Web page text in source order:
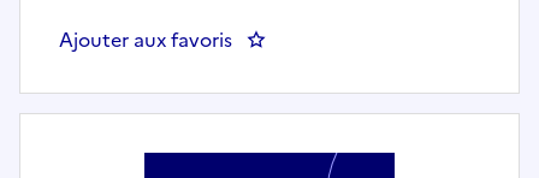
Ajouter aux favoris : Chauffeur 26 tonnes/44